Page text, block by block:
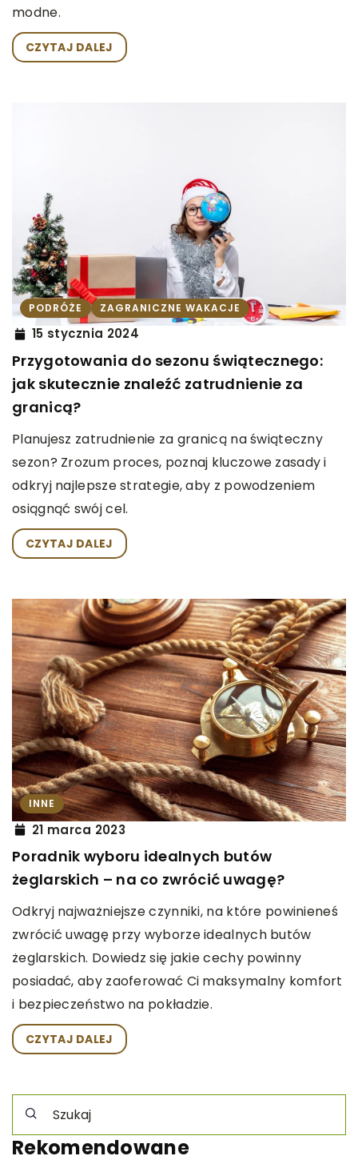
modne.
CZYTAJ DALEJ
PODRÓŻE ZAGRANICZNE WAKACJE
15 stycznia 2024
Przygotowania do sezonu świątecznego:
jak skutecznie znaleźć zatrudnienie za
granicą?
Planujesz zatrudnienie za granicą na świąteczny
sezon? Zrozum proces, poznaj kluczowe zasady i
odkryj najlepsze strategie, aby z powodzeniem
osiągnąć swój cel.
CZYTAJ DALEJ
INNE
21 marca 2023
Poradnik wyboru idealnych butów
żeglarskich – na co zwrócić uwagę?
Odkryj najważniejsze czynniki, na które powinieneś
zwrócić uwagę przy wyborze idealnych butów
żeglarskich. Dowiedz się jakie cechy powinny
posiadać, aby zaoferować Ci maksymalny komfort
i bezpieczeństwo na pokładzie.
CZYTAJ DALEJ
Rekomendowane